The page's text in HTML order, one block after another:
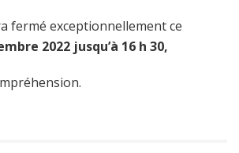
fermé exceptionnellement ce
2022 jusqu’à 16 h 30,